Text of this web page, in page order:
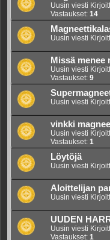
Uusin viesti
Vastaukset: 14
Uusin viesti
Missä menee
Uusin viesti
Vastaukset: 9
Uusin viesti
vinkki
Uusin viesti
Vastaukset: 1
Löytöjä
Uusin viesti
Aloittelijan
Uusin viesti
UUDEN
Uusin viesti
Vastaukset: 1